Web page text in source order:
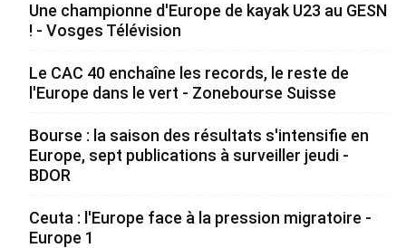
Une championne d'Europe de kayak U23 au GESN
! - Vosges Télévision
Le CAC 40 enchaîne les records, le reste de
l'Europe dans le vert - Zonebourse Suisse
Bourse : la saison des résultats s'intensifie en
Europe, sept publications à surveiller jeudi -
BDOR
Ceuta : l'Europe face à la pression migratoire -
Europe 1